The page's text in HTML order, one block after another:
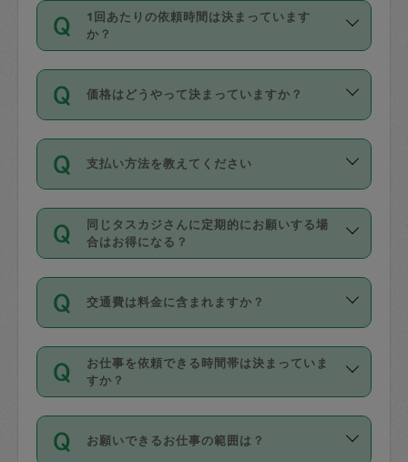
1回あたりの依頼時間は決まっています
か？
依頼1回につき3時間固定です。3時間を
超えて依頼したい場合は、延長機能をご
利用ください。機能をご利用いただくに
の上事前申請することが必要です。な
お、3時間を下回っても、値引き等はござ
いません。
価格はどうやって決まっていますか？
11種類の価格帯の中からタスカジさん自
身が価格を選んで設定しています。
タスカジさんの価格設定には最初は制限
があり、レビュー件数、レビューの平均
値、などで除々に設定可能な最高額が上
がっていく仕組みになっています。
支払い方法を教えてください
お支払方法はクレジットカード（Visa／
Master／JCB／AMERICAN EXPRESS／
Diners Club）のみとなります。
を行う際にご入力ください。プロフィー
ル登録時にはご入力いただかなくても大
丈夫です。
デビットカード・プリペイドカード（Vプ
リカ、au WALLETなど）は支払にはご利
銀行振込や現金払いも対応していませ
同じタスカジさんに定期的にお願いする場
合はお得になる？
依頼には「スポット」と「定期（毎週｜
隔週）」があり、「定期」の依頼は「ス
ポット」よりお得な料金でご利用できま
す。
定期の最低利用回数は設けていない代わ
りに、一定数を超えたキャンセルは有償
交通費は料金に含まれますか？
交通費は依頼料金とは別途発生し、依頼
料金のご請求と合わせてお支払いとなり
ます。交通費の金額は「依頼の詳細」に
お仕事を依頼できる時間帯は決まっていま
すか？
時間帯は3種類あります。いずれも１回あ
たり３時間です。
お願いできるお仕事の範囲は？